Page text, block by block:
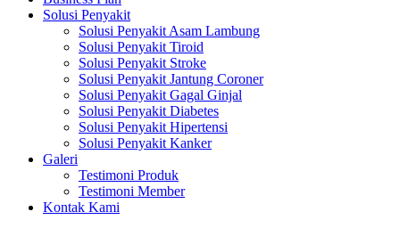
Solusi Penyakit
Solusi Penyakit Asam Lambung
Solusi Penyakit Tiroid
Solusi Penyakit Stroke
Solusi Penyakit Jantung Coroner
Solusi Penyakit Gagal Ginjal
Solusi Penyakit Diabetes
Solusi Penyakit Hipertensi
Solusi Penyakit Kanker
Galeri
Testimoni Produk
Testimoni Member
Kontak Kami